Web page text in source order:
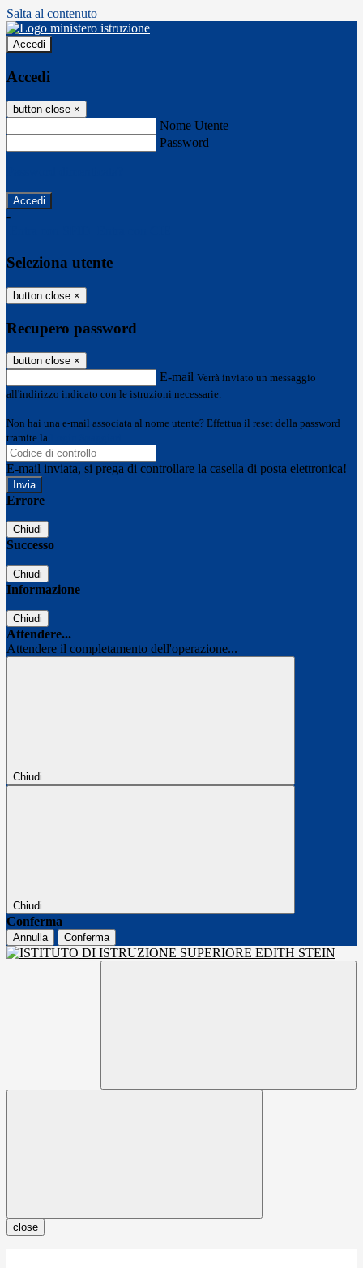
Salta al contenuto
Accedi
Accedi
button close ×
Nome Utente
Password
-
Seleziona utente
button close ×
Recupero password
button close ×
E-mail Verrà inviato un messaggio
all'indirizzo indicato con le istruzioni necessarie.
Non hai una e-mail associata al nome utente? Effettua il reset della password
tramite la
E-mail inviata, si prega di controllare la casella di posta elettronica!
Errore
Chiudi
Successo
Chiudi
Informazione
Chiudi
Attendere...
Attendere il completamento dell'operazione...
Chiudi
Chiudi
Conferma
Annulla Conferma
close